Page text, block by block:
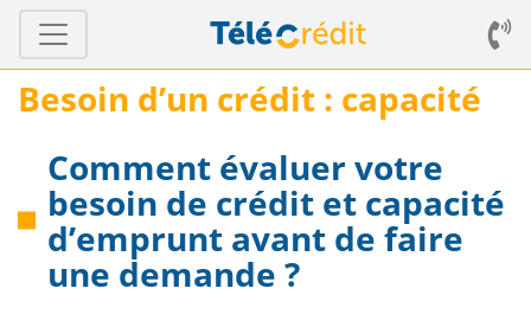
Besoin d’un crédit : capacité
Comment évaluer votre
besoin de crédit et capacité
d’emprunt avant de faire
une demande ?